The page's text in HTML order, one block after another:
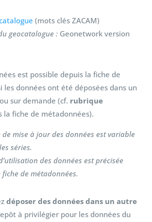
(mots clés ZACAM)
geocatalogue : Geonetwork version
est possible depuis la fiche de
les données ont été déposées dans un
sur demande (cf. rubrique
la fiche de métadonnées).
de mise à jour des données est variable
séries.
des données est précisée
de métadonnées.
déposer des données dans un autre
à privilégier pour les données du